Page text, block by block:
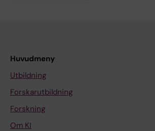
Huvudmeny
Utbildning
Forskarutbildning
Forskning
Om KI